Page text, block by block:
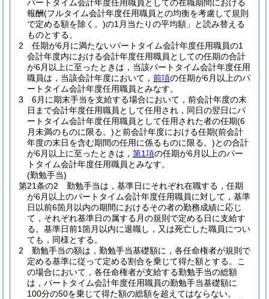
パートタイム会計年度任用職員としての在職期間における
報酬(フルタイム会計年度任用職員との均衡を考慮して規則
で定める額を除く。)の1月当たりの平均額」と読み替える
ものとする。
2
任期が6月に満たないパートタイム会計年度任用職員の1
会計年度内における会計年度任用職員としての任期の合計
が6月以上に至ったときは，当該パートタイム会計年度任用
職員は，当該会計年度において， 前項の任期が6月以上のパ
ートタイム会計年度任用職員とみなす。
3
6月に期末手当を支給する場合において，前会計年度の末
日まで会計年度任用職員として任用され，同日の翌日にパ
ートタイム会計年度任用職員として任用された者の任期(6
月未満のものに限る。)と前会計年度における任期(前会計
年度の末日を含む期間の任用に係るものに限る。)との合計
が6月以上に至ったときは， 第1項の任期が6月以上のパー
トタイム会計年度任用職員とみなす。
(勤勉手当)
第21条の2
勤勉手当は，基準日にそれぞれ在職する，任期
が6月以上のパートタイム会計年度任用職員に対して，基準
日以前6箇月以内の期間におけるその者の勤務成績に応じ
て，それぞれ基準日の属する月の規則で定める日に支給す
る。 基準日前1箇月以内に退職し，又は死亡した職員につい
ても，同様とする。
2
勤勉手当の額は，勤勉手当基礎額に，各任命権者が規則で
定める基準に従って定める割合を乗じて得た額とする。
こ
の場合において，各任命権者が支給する勤勉手当の総額
は，パートタイム会計年度任用職員の勤勉手当基礎額に
100分の50を乗じて得た額の総額を超えてはならない。